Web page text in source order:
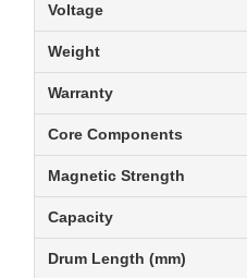
Voltage
Weight
Warranty
Core Components
Magnetic Strength
Capacity
Drum Length (mm)